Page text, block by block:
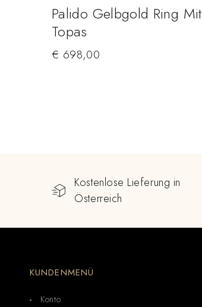
Palido Gelbgold Ring Mit
Topas
€ 698,00
Kostenlose Lieferung in
Österreich
KUNDENMENÜ
Konto